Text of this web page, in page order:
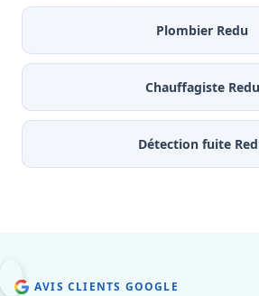
Plombier Redu
Chauffagiste Redu
Détection fuite
AVIS CLIENTS GOOGLE